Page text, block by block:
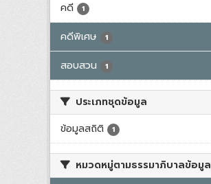
คดี
1
คดีพิเศษ 1
สอบสวน
1
ประเภทชุดข้อมูล
ข้อมูลสถิติ
1
หมวดหมู่ตามธรรมาภิบาลข้อมูล